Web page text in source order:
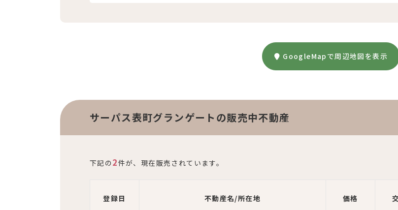
GoogleMapで周辺地図を表示
サーパス表町グランゲートの販売中不動産
下記の 2件が、現在販売されています。
登録日 不動産名/所在地 価格